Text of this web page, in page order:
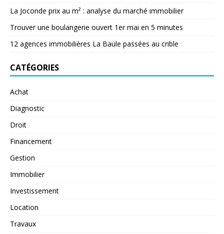
La Joconde prix au m² : analyse du marché immobilier
Trouver une boulangerie ouvert 1er mai en 5 minutes
12 agences immobilières La Baule passées au crible
CATÉGORIES
Achat
Diagnostic
Droit
Financement
Gestion
Immobilier
Investissement
Location
Travaux